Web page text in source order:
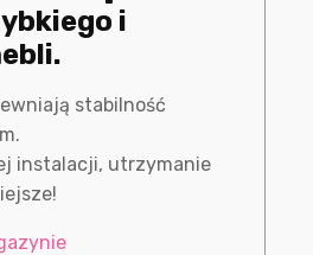
i
stabilność
instalacji, utrzymanie